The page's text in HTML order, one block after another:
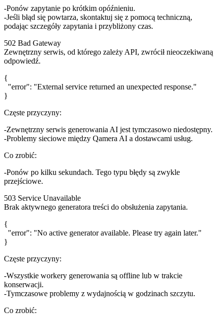
Ponów zapytanie po krótkim opóźnieniu.
Jeśli błąd się powtarza, skontaktuj się z pomocą techniczną,
podając szczegóły zapytania i przybliżony czas.
502 Bad Gateway
Zewnętrzny serwis, od którego zależy API, zwrócił nieoczekiwaną
odpowiedź.
{
  "error": "External service returned an unexpected response."
Częste przyczyny:
Zewnętrzny serwis generowania AI jest tymczasowo niedostępny.
Problemy sieciowe między Qamera AI a dostawcami usług.
Co zrobić:
Ponów po kilku sekundach. Tego typu błędy są zwykle
przejściowe.
503 Service Unavailable
Brak aktywnego generatora treści do obsłużenia zapytania.
{
  "error": "No active generator available. Please try again later."
Częste przyczyny:
Wszystkie workery generowania są offline lub w trakcie
konserwacji.
Tymczasowe problemy z wydajnością w godzinach szczytu.
Co zrobić: